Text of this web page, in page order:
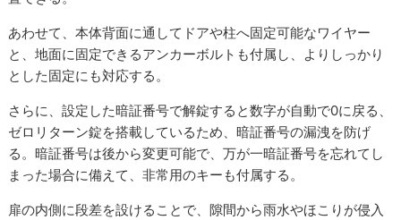
あわせて、本体背面に通してドアや柱へ固定可能なワイヤー
と、地面に固定できるアンカーボルトも付属し、よりしっかり
とした固定にも対応する。
さらに、設定した暗証番号で解錠すると数字が自動で0に戻る、
ゼロリターン錠を搭載しているため、暗証番号の漏洩を防げ
る。暗証番号は後から変更可能で、万が一暗証番号を忘れてし
まった場合に備えて、非常用のキーも付属する。
扉の内側に段差を設けることで、隙間から雨水やほこりが侵入